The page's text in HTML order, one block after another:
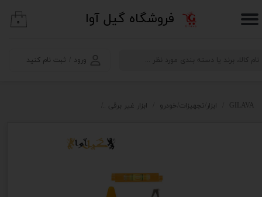
​فروشگاه گیل آوا
ورود ثبت نام کنید
حساب کاربری من
خروج از حساب کاربری
۰
GILAVA ابزار/تجهیزات/خودرو ابزار غیر برقی